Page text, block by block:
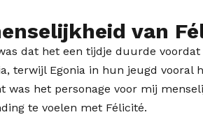
van
dat het een tijdje duurde
terwijl Egonia in hun jeugd
was het personage voor mij
te voelen met Félicité.